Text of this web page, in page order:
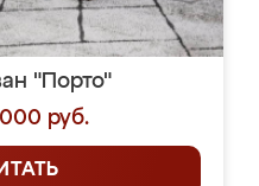
"Порто"
руб.